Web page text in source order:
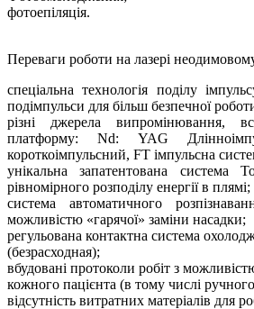
фотоепіляція.
Переваги роботи на лазері
спеціальна технологія поділу
подімпульси для більш безпечної
різні джерела випромінювання,
платформу: Nd: YAG
короткоімпульсний, FT імпульсна
унікальна запатентована система
рівномірного розподілу енергії в плямі;
система автоматичного
можливістю «гарячої» заміни насадки;
регульована контактна система
(безрасходная);
вбудовані протоколи робіт з
кожного пацієнта (в тому числі
відсутність витратних матеріалів для